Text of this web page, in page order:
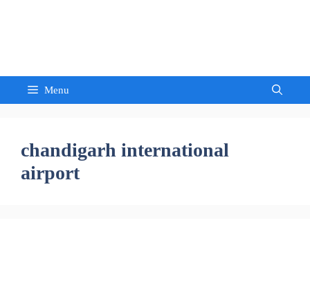
Menu
chandigarh international
airport